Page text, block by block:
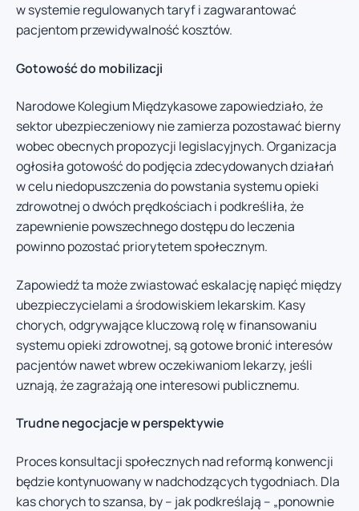
w systemie regulowanych taryf i zagwarantować
pacjentom przewidywalność kosztów.
Gotowość do mobilizacji
Narodowe Kolegium Międzykasowe zapowiedziało, że
sektor ubezpieczeniowy nie zamierza pozostawać bierny
wobec obecnych propozycji legislacyjnych. Organizacja
ogłosiła gotowość do podjęcia zdecydowanych działań
w celu niedopuszczenia do powstania systemu opieki
zdrowotnej o dwóch prędkościach i podkreśliła, że
zapewnienie powszechnego dostępu do leczenia
powinno pozostać priorytetem społecznym.
Zapowiedź ta może zwiastować eskalację napięć między
ubezpieczycielami a środowiskiem lekarskim. Kasy
chorych, odgrywające kluczową rolę w finansowaniu
systemu opieki zdrowotnej, są gotowe bronić interesów
pacjentów nawet wbrew oczekiwaniom lekarzy, jeśli
uznają, że zagrażają one interesowi publicznemu.
Trudne negocjacje w perspektywie
Proces konsultacji społecznych nad reformą konwencji
będzie kontynuowany w nadchodzących tygodniach. Dla
kas chorych to szansa, by – jak podkreślają – „ponownie